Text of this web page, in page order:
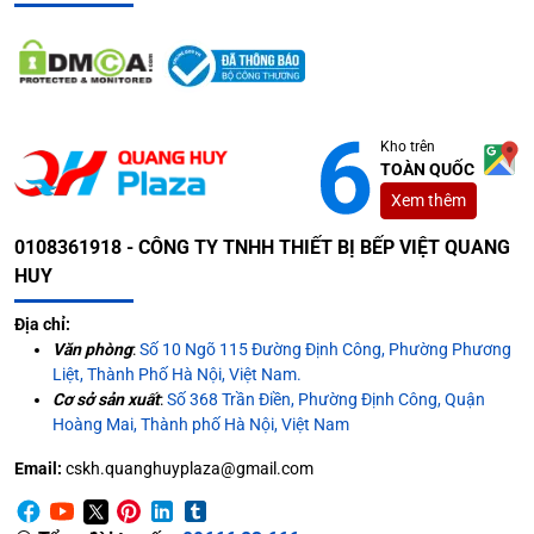
dùng.
Sản phẩm phù hợp mọi không gian
Chất liệu chế tạo bếp là hợp kim cao cấp, chống han gỉ,
chống ăn mòn khi va đập. Vậy nên, dù lắp đặt bếp trong
không gian nào thì nó cũng có thể hoạt động hiệu quả
Kho trên
TOÀN QUỐC
Xem thêm
0108361918 - CÔNG TY TNHH THIẾT BỊ BẾP VIỆT QUANG
HUY
Địa chỉ:
Văn phòng:Số 10 Ngõ 115 Đường Định Công, Phường Phương
Liệt, Thành Phố Hà Nội, Việt Nam.
Cơ sở sản xuất:Số 368 Trần Điền, Phường Định Công, Quận
Hoàng Mai, Thành phố Hà Nội, Việt Nam
Email: cskh.quanghuyplaza@gmail.com